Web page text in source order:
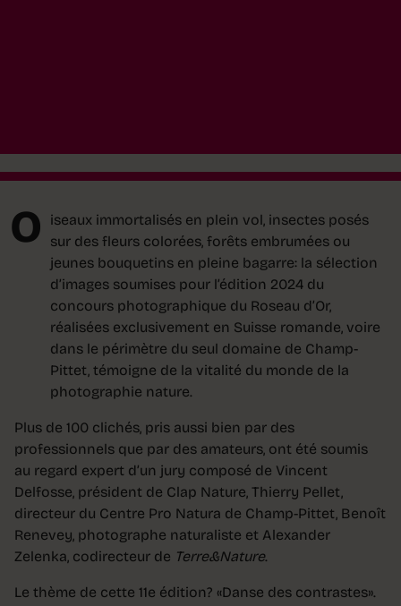
O
iseaux immortalisés en plein vol, insectes posés
sur des fleurs colorées, forêts embrumées ou
jeunes bouquetins en pleine bagarre: la sélection
d’images soumises pour l’édition 2024 du
concours photographique du Roseau d’Or,
réalisées exclusivement en Suisse romande, voire
dans le périmètre du seul domaine de Champ-
Pittet, témoigne de la vitalité du monde de la
photographie nature.
Plus de 100 clichés, pris aussi bien par des
professionnels que par des amateurs, ont été soumis
au regard expert d’un jury composé de Vincent
Delfosse, président de Clap Nature, Thierry Pellet,
directeur du Centre Pro Natura de Champ-Pittet, Benoît
Renevey, photographe naturaliste et Alexander
Zelenka, codirecteur de Terre&Nature.
Le thème de cette 11e édition? «Danse des contrastes».